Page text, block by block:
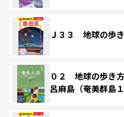
Ｊ３３ 地球の歩
０２ 地球の歩
呂麻島（奄美群島